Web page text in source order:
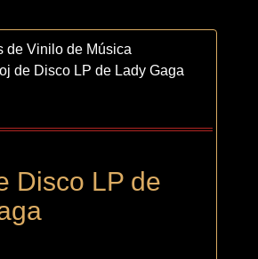
de Vinilo de Música
de Disco LP de Lady Gaga
Disco LP de